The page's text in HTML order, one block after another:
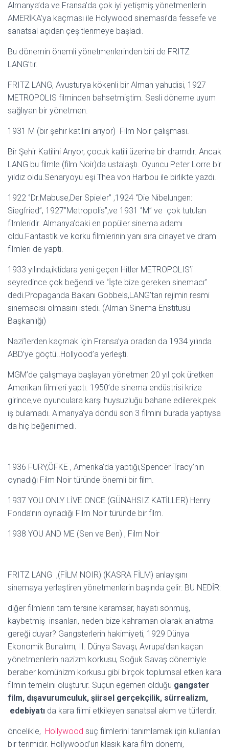
Almanya’da ve Fransa’da çok iyi yetişmiş yönetmenlerin
AMERİKA’ya kaçması ile Holywood sineması’da fessefe ve
sanatsal açıdan çeşitlenmeye başladı.
Bu dönemin önemli yönetmenlerinden biri de FRITZ
LANG’tır.
FRITZ LANG, Avusturya kökenli bir Alman yahudisi, 1927
METROPOLIS filminden bahsetmiştim. Sesli döneme uyum
sağlıyan bir yönetmen.
1931 M (bir şehir katilini arıyor) Film Noir çalışması.
Bir Şehir Katilini Arıyor, çocuk katili üzerine bir dramdır. Ancak
LANG bu filmle (film Noir)da ustalaştı. Oyuncu Peter Lorre bir
yıldız oldu.Senaryoyu eşi Thea von Harbou ile birlikte yazdı.
1922 ‘’Dr.Mabuse,Der Spieler’’ ,1924 ‘’Die Nibelungen:
Siegfried’’, 1927’’Metropolis’’,ve 1931 ‘’M’’ ve çok tutulan
filmleridir. Almanya’daki en popüler sinema adamı
oldu.Fantastik ve korku filmlerinin yanı sıra cinayet ve dram
filmleri de yaptı.
1933 yılında,iktidara yeni geçen Hitler METROPOLIS’i
seyredince çok beğendi ve ‘’İşte bize gereken sinemacı’’
dedi.Propaganda Bakanı Gobbels,LANG’tan rejimin resmi
sinemacısı olmasını istedi. (Alman Sinema Enstitüsü
Başkanlığı)
Nazi’lerden kaçmak için Fransa’ya oradan da 1934 yılında
ABD’ye göçtü..Hollyood’a yerleşti.
MGM’de çalışmaya başlayan yönetmen 20 yıl çok üretken
Amerikan filmleri yaptı. 1950’de sinema endüstrisi krize
girince,ve oyunculara karşı huysuzluğu bahane edilerek,pek
iş bulamadı. Almanya’ya döndü son 3 filmini burada yaptıysa
da hiç beğenilmedi.
1936 FURY,ÖFKE , Amerika’da yaptığı,Spencer Tracy’nin
oynadığı Film Noir türünde önemli bir film.
1937 YOU ONLY LİVE ONCE (GÜNAHSIZ KATİLLER) Henry
Fonda’nın oynadığı Film Noir türünde bir film.
1938 YOU AND ME (Sen ve Ben) , Film Noir
FRITZ LANG ,(FİLM NOIR) (KASRA FİLM) anlayışını
sinemaya yerleştiren yönetmenlerin başında gelir: BU NEDİR:
diğer filmlerin tam tersine karamsar, hayatı sönmüş,
kaybetmiş insanları, neden bize kahraman olarak anlatma
gereği duyar? Gangsterlerin hakimiyeti, 1929 Dünya
Ekonomik Bunalımı, II. Dünya Savaşı, Avrupa’dan kaçan
yönetmenlerin nazizm korkusu, Soğuk Savaş dönemiyle
beraber komünizm korkusu gibi birçok toplumsal etken kara
filmin temelini oluşturur. Suçun egemen olduğu gangster
film, dışavurumculuk, şiirsel gerçekçilik, sürrealizm,
edebiyatı da kara filmi etkileyen sanatsal akım ve türlerdir.
öncelikle, Hollywood suç filmlerini tanımlamak için kullanılan
bir terimidir. Hollywood’un klasik kara film dönemi,